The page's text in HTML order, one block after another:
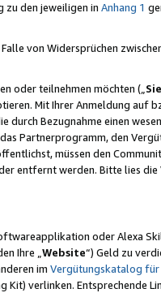
zu den jeweiligen in Anhang 1
Falle von Widersprüchen
oder teilnehmen möchten („Sie
Mit Ihrer Anmeldung auf
durch Bezugnahme einen
Partnerprogramm, den
müssen den
entfernt werden. Bitte lies die
oder Alexa
Ihre „ Website“) Geld zu
im Vergütungskatalog
verlinken. Entsprechende